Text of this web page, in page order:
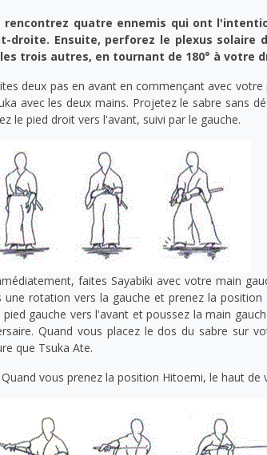
rencontrez quatre ennemis qui ont
droite. Ensuite, perforez le plexus solaire
trois autres, en tournant de 180° à votre
deux pas en avant en commençant avec
avec les deux mains. Projetez le sabre sans
le pied droit vers l'avant, suivi par le gauche.
faites Sayabiki avec votre main
une rotation vers la gauche et prenez la
gauche vers l'avant et poussez la main
Quand vous placez le dos du sabre sur
que Tsuka Ate.
vous prenez la position Hitoemi, le haut